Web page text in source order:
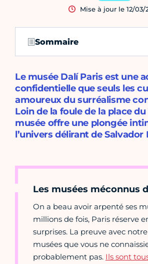
Mise à jour le 12/03/
Sommaire
Le musée Dalí Paris est une
confidentielle que seuls les
amoureux du surréalisme
Loin de la foule de la place
musée offre une plongée
l’univers délirant de Salvador
Les musées méconnus
On a beau avoir arpenté ses
millions de fois, Paris réserve
surprises. La preuve avec
musées que vous ne
probablement pas. Ils sont